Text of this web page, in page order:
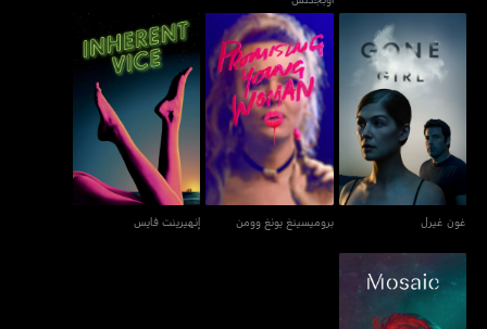
غون غيرل
غون غيرل
بروميسينغ يونغ وومن
بروميسينغ يونغ وومن
إنهيرينت فايس
إنهيرينت فايس